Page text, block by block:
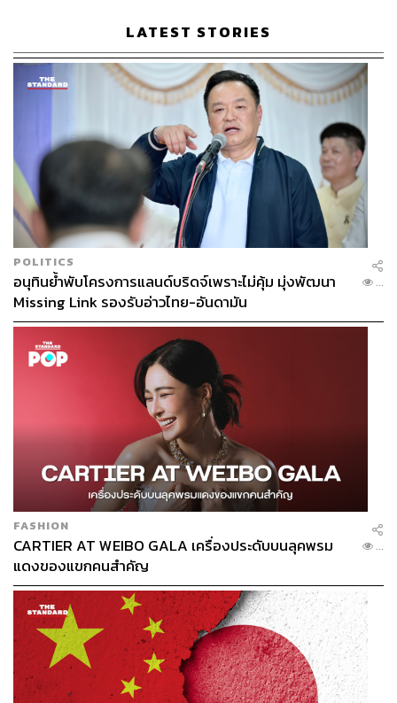
LATEST STORIES
POLITICS
อนุทินย้ำพับโครงการแลนด์บริดจ์เพราะไม่คุ้ม มุ่งพัฒนา
Missing Link รองรับอ่าวไทย-อันดามัน
...
FASHION
CARTIER AT WEIBO GALA เครื่องประดับบนลุคพรม
แดงของแขกคนสำคัญ
...